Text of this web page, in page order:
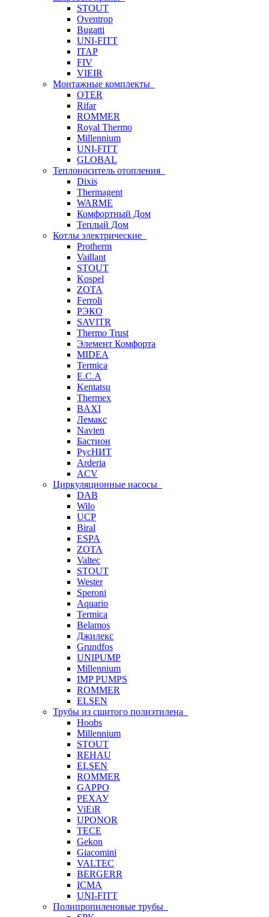
STOUT
Oventrop
Bugatti
UNI-FITT
ITAP
FIV
VIEIR
Монтажные комплекты
OTER
Rifar
ROMMER
Royal Thermo
Millennium
UNI-FITT
GLOBAL
Теплоноситель отопления
Dixis
Thermagent
WARME
Комфортный Дом
Теплый Дом
Котлы электрические
Protherm
Vaillant
STOUT
Kospel
ZOTA
Ferroli
РЭКО
SAVITR
Thermo Trust
Элемент Комфорта
MIDEA
Termica
E.C.A
Kentatsu
Thermex
BAXI
Лемакс
Navien
Бастион
РусНИТ
Arderia
ACV
Циркуляционные насосы
DAB
Wilo
UCP
Biral
ESPA
ZOTA
Valtec
STOUT
Wester
Speroni
Aquario
Termica
Belamos
Джилекс
Grundfos
UNIPUMP
Millennium
IMP PUMPS
ROMMER
ELSEN
Трубы из сшитого полиэтилена
Hoobs
Millennium
STOUT
REHAU
ELSEN
ROMMER
GAPPO
РЕХАУ
ViEiR
UPONOR
TECE
Gekon
Giacomini
VALTEC
BERGERR
ICMA
UNI-FITT
Полипропиленовые трубы